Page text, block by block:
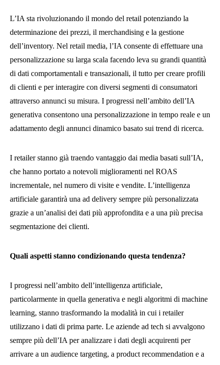
L’IA sta rivoluzionando il mondo del retail potenziando la
determinazione dei prezzi, il merchandising e la gestione
dell’inventory. Nel retail media, l’IA consente di effettuare una
personalizzazione su larga scala facendo leva su grandi quantità
di dati comportamentali e transazionali, il tutto per creare profili
di clienti e per interagire con diversi segmenti di consumatori
attraverso annunci su misura. I progressi nell’ambito dell’IA
generativa consentono una personalizzazione in tempo reale e un
adattamento degli annunci dinamico basato sui trend di ricerca.
I retailer stanno già traendo vantaggio dai media basati sull’IA,
che hanno portato a notevoli miglioramenti nel ROAS
incrementale, nel numero di visite e vendite. L’intelligenza
artificiale garantirà una ad delivery sempre più personalizzata
grazie a un’analisi dei dati più approfondita e a una più precisa
segmentazione dei clienti.
Quali aspetti stanno condizionando questa tendenza?
I progressi nell’ambito dell’intelligenza artificiale,
particolarmente in quella generativa e negli algoritmi di machine
learning, stanno trasformando la modalità in cui i retailer
utilizzano i dati di prima parte. Le aziende ad tech si avvalgono
sempre più dell’IA per analizzare i dati degli acquirenti per
arrivare a un audience targeting, a product recommendation e a